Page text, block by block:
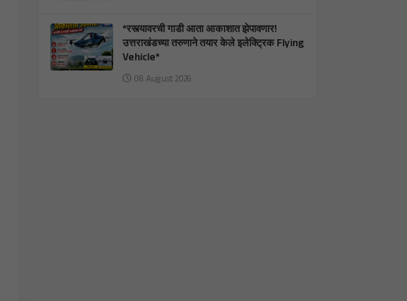
*रस्त्यावरची गाडी आता आकाशात झेपावणार!
उत्तराखंडच्या तरुणाने तयार केले इलेक्ट्रिक Flying
Vehicle*
08 August 2026